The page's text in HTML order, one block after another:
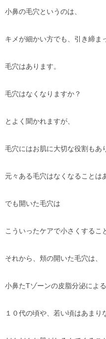
小鼻の毛穴というのは、
キメが細かい方でも、引き締ま
毛穴はあります。
毛穴はなくなりますか？
とよく聞かれますが、
毛穴にはお肌に大切な役割もあ
元々ある毛穴はなくなることは
でも開いた毛穴は
こういったケアで小さくするこ
それから、頬の開いた毛穴は、
小鼻たTゾーンの皮脂分泌によ
１０代の頃や、若い頃はあまり